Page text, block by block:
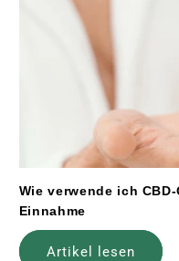
Wie verwende ich
Einnahme
Artikel lesen